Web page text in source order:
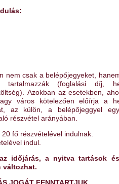
nem csak a belépőjegyeket,
tartalmazzák (foglalási díj,
Azokban az esetekben,
város kötelezően előírja a
az külön, a belépőjeggyel
részvétel arányában.
fő részvételével indulnak.
indul.
időjárás, a nyitva tartások
változhat.
JOGÁT FENNTARTJUK.